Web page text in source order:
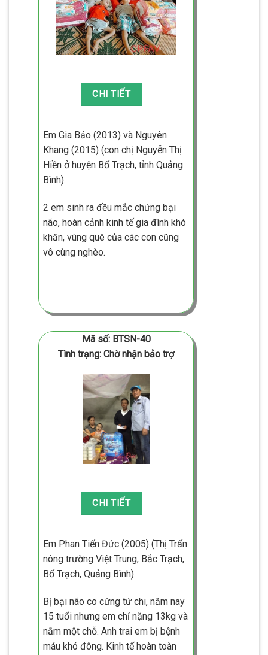
Em Gia Bảo (2013) và Nguyên
Khang (2015) (con chị Nguyễn Thị
Hiền ở huyện Bố Trạch, tỉnh Quảng
Bình).
2 em sinh ra đều mắc chứng bại
não, hoàn cảnh kinh tế gia đình khó
khăn, vùng quê của các con cũng
vô cùng nghèo.
Mã số: BTSN-40
Tình trạng: Chờ nhận bảo trợ
Em Phan Tiến Đức (2005) (Thị Trấn
nông trường Việt Trung, Bắc Trạch,
Bố Trạch, Quảng Bình).
Bị bại não co cứng tứ chi, năm nay
15 tuổi nhưng em chỉ nặng 13kg và
nằm một chỗ. Anh trai em bị bệnh
máu khó đông. Kinh tế hoàn toàn